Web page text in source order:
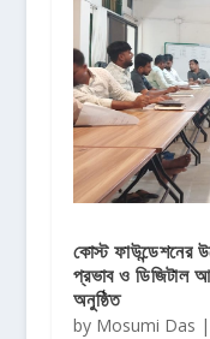
কোস্ট ফাউন্ডেশনের
প্রভাব ও ডিজিটাল
অনুষ্ঠিত
by Mosumi Das |